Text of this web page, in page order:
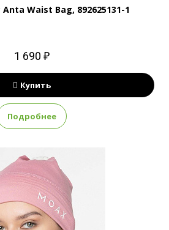
Waist Bag, 892625131-1
1 690 ₽
Купить
Подробнее